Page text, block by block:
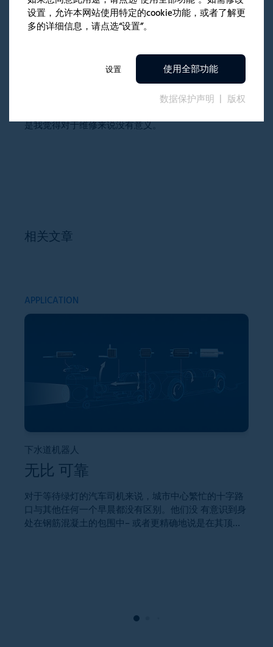
下到下水道里进行作业吗？
您认为未来人形机器人有可能打开井盖，下到下水道里
您认为可能在下水道使用“飞行机器人”或
是我觉得对于维修来说没有意义。
相关文章
APPLICATION
下水道机器人
无比 可靠
对于等待绿灯的汽车司机来说，城市中心繁忙的十字路
口与其他任何一个早晨都没有区别。他们没 有意识到身
处在钢筋混凝土的包围中– 或者更精确地说是在其顶
设置，允许本网站使用特定的cookie功能，或者了解更
多的详细信息，请点选“设置”。
设置 使用全部功能
数据保护声明 版权